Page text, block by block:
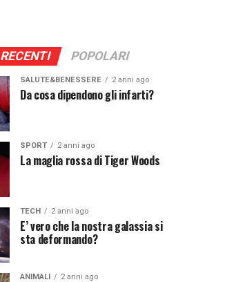
RECENTI POPOLARI
SALUTE&BENESSERE 2 anni ago
Da cosa dipendono gli infarti?
SPORT 2 anni ago
La maglia rossa di Tiger Woods
TECH 2 anni ago
E’ vero che la nostra galassia si
sta deformando?
ANIMALI 2 anni ago